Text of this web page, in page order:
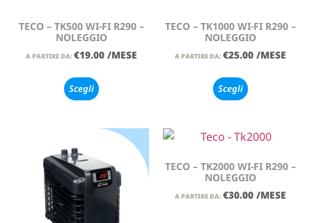
TECO – TK500 WI-FI R290 –
NOLEGGIO
A PARTIRE DA: €19.00 /MESE
Scegli
TECO – TK1000 WI-FI R290 –
NOLEGGIO
A PARTIRE DA: €25.00 /MESE
Scegli
TECO – TK2000 WI-FI R290 –
NOLEGGIO
A PARTIRE DA: €30.00 /MESE